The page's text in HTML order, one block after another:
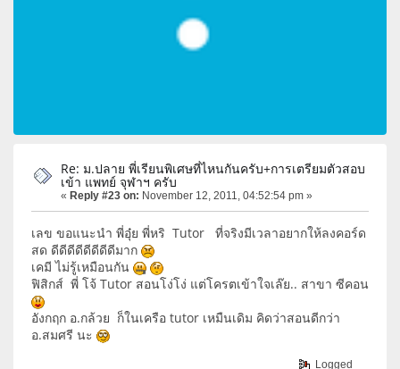
Re: ม.ปลาย พี่เรียนพิเศษที่ไหนกันครับ+การเตรียมตัวสอบ
เข้า แพทย์ จุฬาฯ ครับ
« Reply #23 on: November 12, 2011, 04:52:54 pm »
เลข ขอแนะนำ พี่อุ๋ย พี่หริ Tutor ที่จริงมีเวลาอยากให้ลงคอร์ด
สด ดีดีดีดีดีดีดีดีมาก
เคมี ไม่รู้เหมือนกัน
ฟิสิกส์ พี่ โจ้ Tutor สอนโง่โง่ แต่โครตเข้าใจเล๊ย.. สาขา ซีคอน
อังกฤก อ.กล้วย ก็ในเครือ tutor เหมืนเดิม คิดว่าสอนดีกว่า
อ.สมศรี นะ
Logged